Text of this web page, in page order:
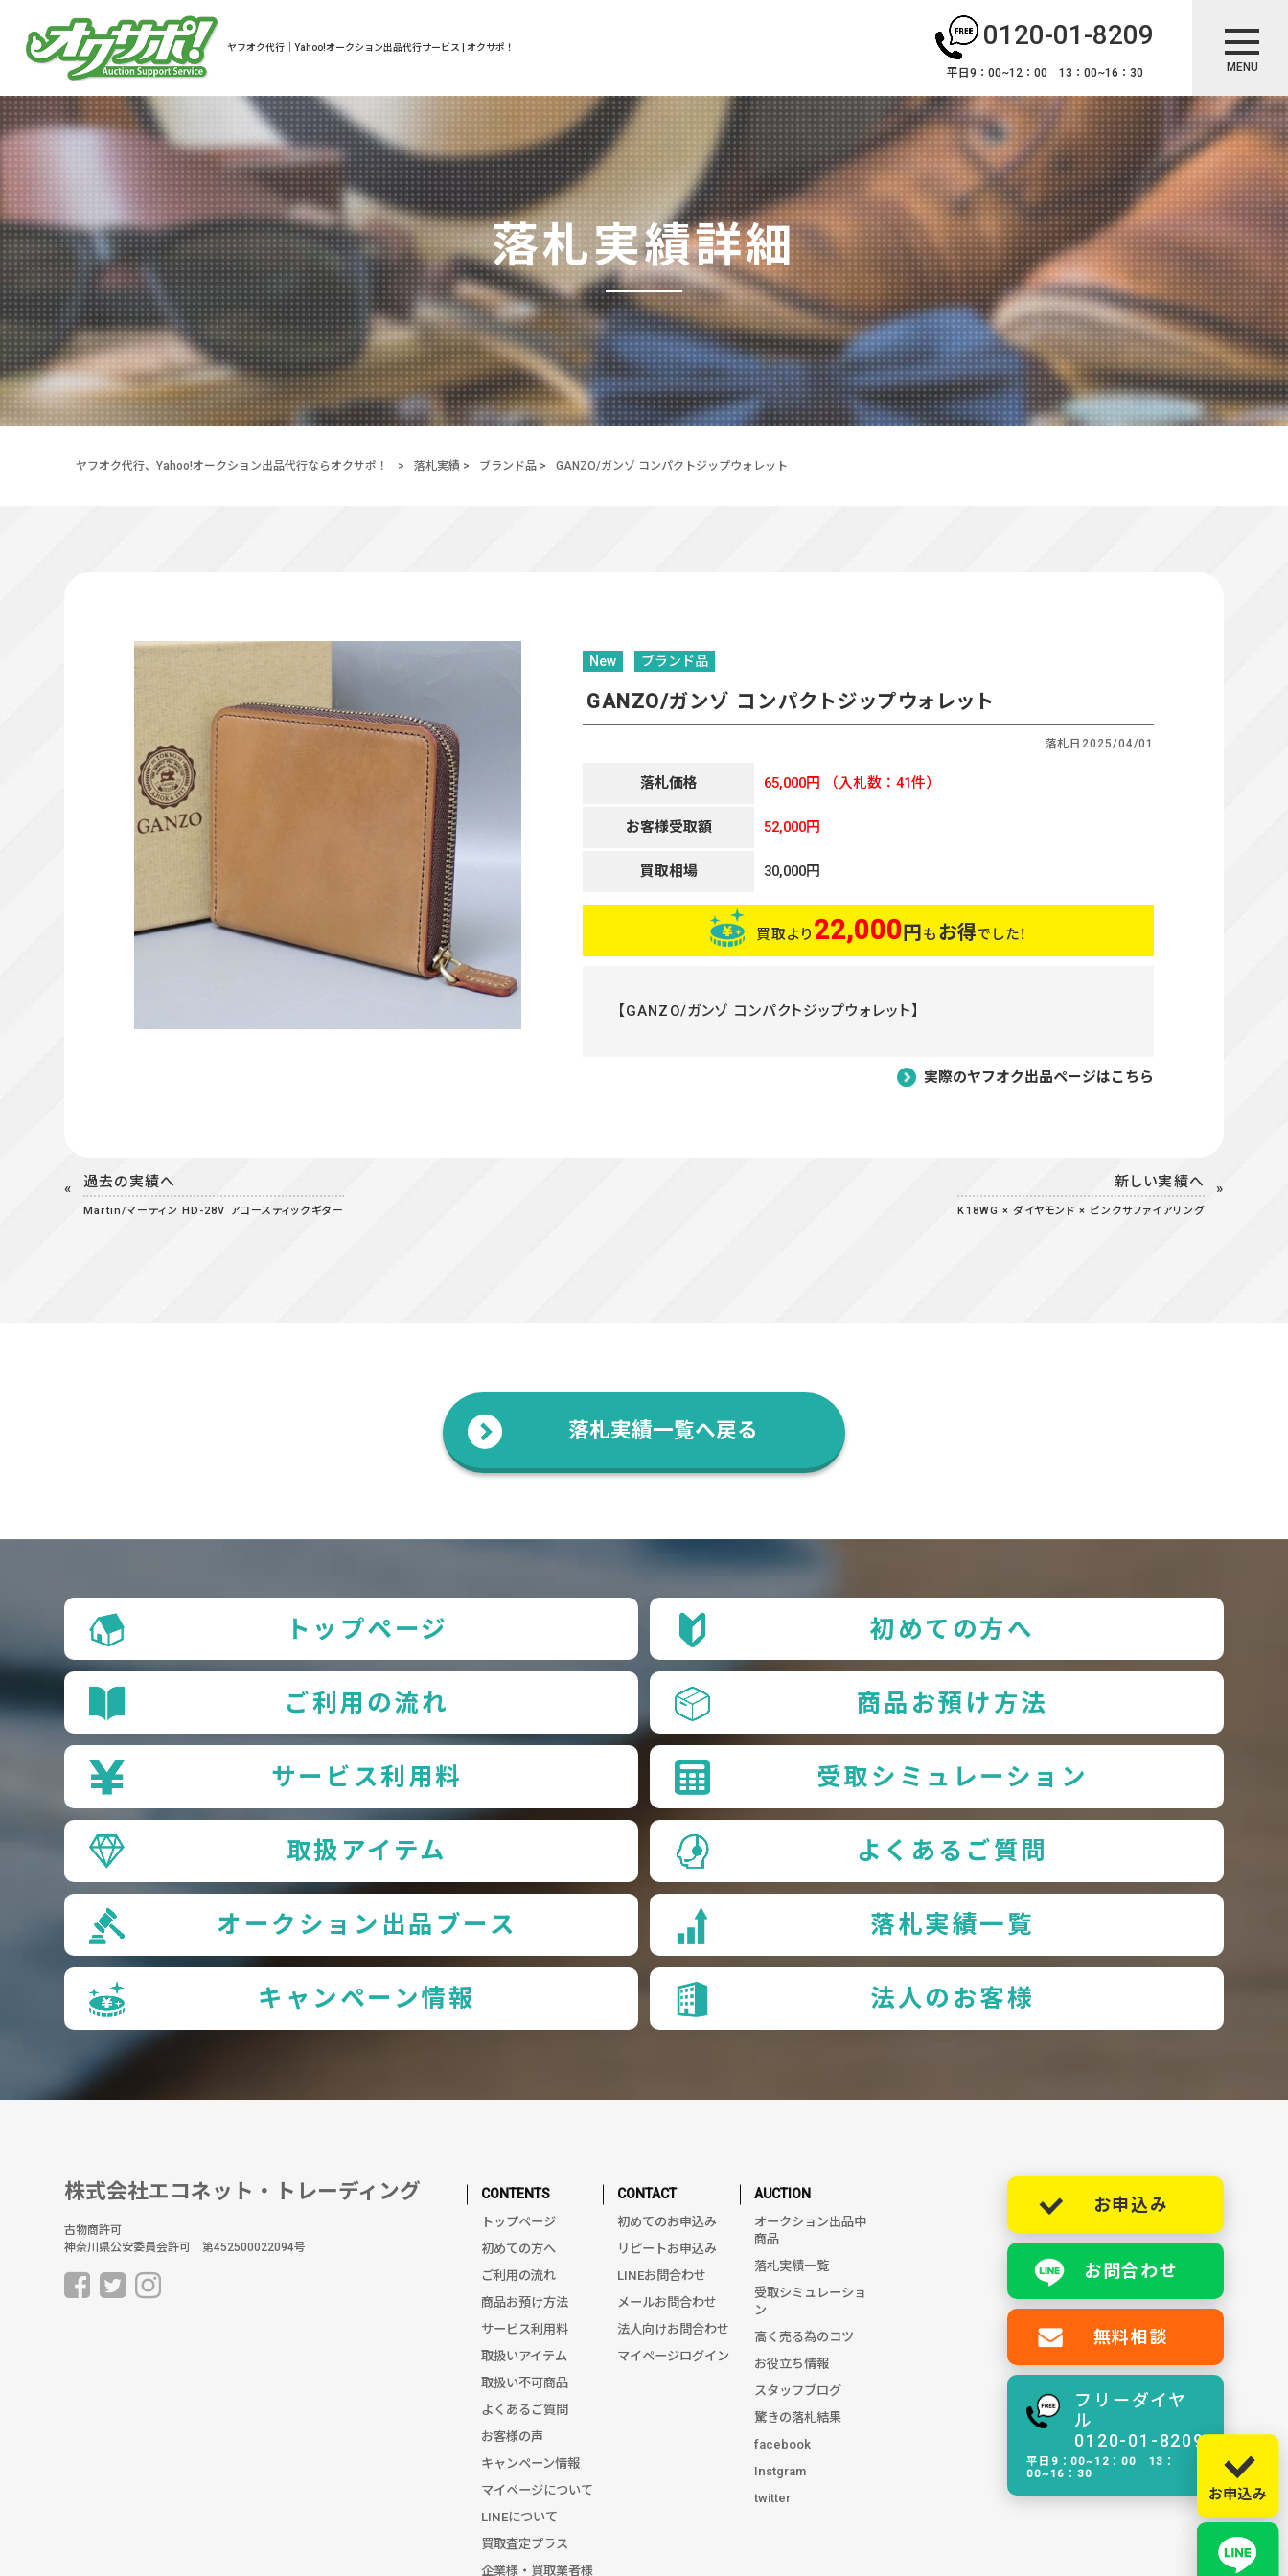
ヤフオク代行｜Yahoo!オークション出品代行サービス | オクサポ！ 0120-01-8209
平日9：00~12：00 13：00~16：30 MENU
落札実績詳細
ヤフオク代行、Yahoo!オークション出品代行ならオクサポ！ > 落札実績 > ブランド品> GANZO/ガンゾ コンパクトジップウォレット
New ブランド品
GANZO/ガンゾ コンパクトジップウォレット
落札日 2025/04/01
落札価格 65,000円 （入札数：41件）
お客様受取額 52,000円
買取相場 30,000円
買取より 22,000円も お得でした！
【GANZO/ガンゾ コンパクトジップウォレット】
実際のヤフオク出品ページはこちら
過去の実績へ
Martin/マーティン HD-28V アコースティックギター
新しい実績へ
K18WG × ダイヤモンド × ピンクサファイアリング
落札実績一覧へ戻る
トップページ 初めての方へ
ご利用の流れ 商品お預け方法
サービス利用料 受取シミュレーション
取扱アイテム よくあるご質問
オークション出品ブース 落札実績一覧
キャンペーン情報 法人のお客様
株式会社エコネット・トレーディング
古物商許可
神奈川県公安委員会許可 第452500022094号
CONTENTS
トップページ
初めての方へ
ご利用の流れ
商品お預け方法
サービス利用料
取扱いアイテム
取扱い不可商品
よくあるご質問
お客様の声
キャンペーン情報
マイページについて
LINEについて
買取査定プラス
企業様・買取業者様
CONTACT
初めてのお申込み
リピートお申込み
LINEお問合わせ
メールお問合わせ
法人向けお問合わせ
マイページログイン
AUCTION
オークション出品中
商品
落札実績一覧
受取シミュレーショ
ン
高く売る為のコツ
お役立ち情報
スタッフブログ
驚きの落札結果
facebook
Instgram
twitter
お申込み
お問合わせ
無料相談
フリーダイヤ
ル
0120-01-8209
平日9：00~12：00 13：
00~16：30